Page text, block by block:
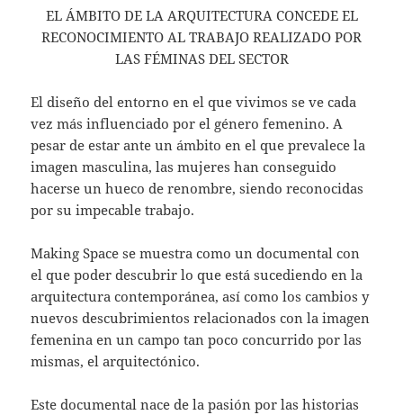
EL ÁMBITO DE LA ARQUITECTURA CONCEDE EL
RECONOCIMIENTO AL TRABAJO REALIZADO POR
LAS FÉMINAS DEL SECTOR
El diseño del entorno en el que vivimos se ve cada
vez más influenciado por el género femenino. A
pesar de estar ante un ámbito en el que prevalece la
imagen masculina, las mujeres han conseguido
hacerse un hueco de renombre, siendo reconocidas
por su impecable trabajo.
Making Space se muestra como un documental con
el que poder descubrir lo que está sucediendo en la
arquitectura contemporánea, así como los cambios y
nuevos descubrimientos relacionados con la imagen
femenina en un campo tan poco concurrido por las
mismas, el arquitectónico.
Este documental nace de la pasión por las historias